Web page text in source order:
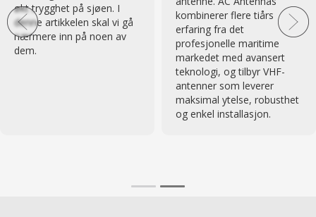
økt trygghet på sjøen. I
denne artikkelen skal vi gå
nærmere inn på noen av
dem.
kombinerer flere tiårs
erfaring fra det
profesjonelle maritime
markedet med avansert
teknologi, og tilbyr VHF-
antenner som leverer
maksimal ytelse, robusthet
og enkel installasjon.